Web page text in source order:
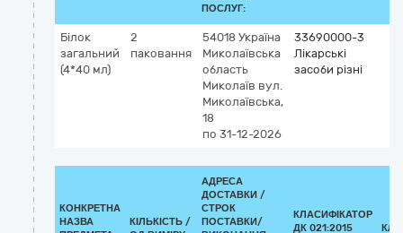
ПОСЛУГ:
Білок
загальний
(4*40 мл)
2
паковання
54018 Україна
Миколаївська
область
Миколаїв вул.
Миколаївська,
18
по 31-12-2026
33690000-3
Лікарські
засоби різні
КОНКРЕТНА
НАЗВА
КІЛЬКІСТЬ /
АДРЕСА
ДОСТАВКИ /
СТРОК
ПОСТАВКИ/
КЛАСИФІКАТОР
ДК 021:2015